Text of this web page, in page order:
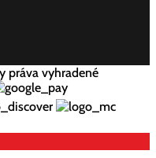
práva vyhradené